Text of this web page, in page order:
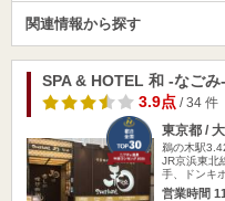
関連情報から探す
SPA & HOTEL 和 -なごみ-
3.9点/ 34 件
東京都 /
鵜の木駅
JR京浜東北
手、ドンキ
営業時間